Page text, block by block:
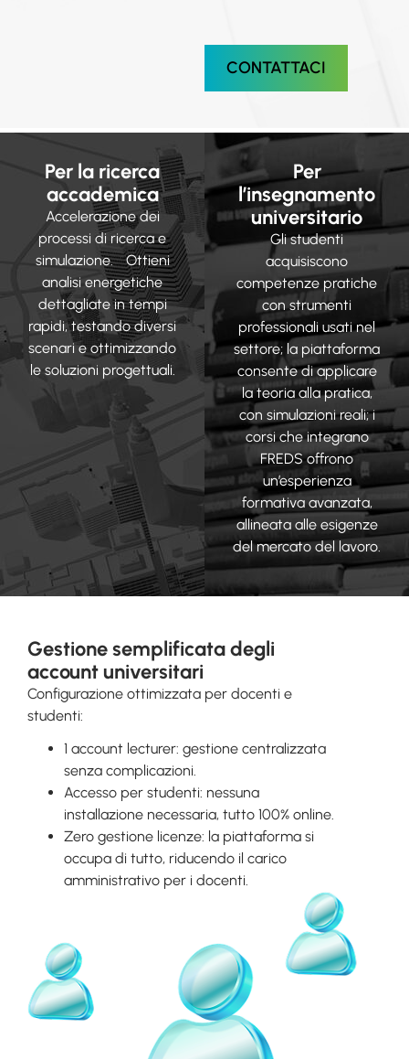
CONTATTACI
Per la ricerca
accademica
Accelerazione dei
processi di ricerca e
simulazione. Ottieni
analisi energetiche
dettagliate in tempi
rapidi, testando diversi
scenari e ottimizzando
le soluzioni progettuali.
Per
l’insegnamento
universitario
Gli studenti
acquisiscono
competenze pratiche
con strumenti
professionali usati nel
settore; la piattaforma
consente di applicare
la teoria alla pratica,
con simulazioni reali; i
corsi che integrano
FREDS offrono
un’esperienza
formativa avanzata,
allineata alle esigenze
del mercato del lavoro.
Gestione semplificata degli
account universitari
Configurazione ottimizzata per docenti e
studenti:
1 account lecturer: gestione centralizzata
senza complicazioni.
Accesso per studenti: nessuna
installazione necessaria, tutto 100% online.
Zero gestione licenze: la piattaforma si
occupa di tutto, riducendo il carico
amministrativo per i docenti.